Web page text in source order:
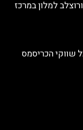
למלון במרכז
שווקי הכריסמס